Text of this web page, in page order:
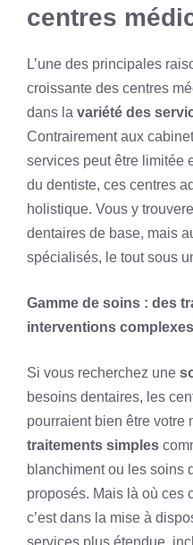
centres
L’une des principales
croissante des centres
dans la variété des
Contrairement aux
services peut être limitée
du dentiste, ces centres
holistique. Vous y
dentaires de base, mais
spécialisés, le tout sous
Gamme de soins : des
interventions complexes
Si vous recherchez une
besoins dentaires, les
pourraient bien être votre
traitements simples
blanchiment ou les soins
proposés. Mais là où ces
c’est dans la mise à
services plus étendue,